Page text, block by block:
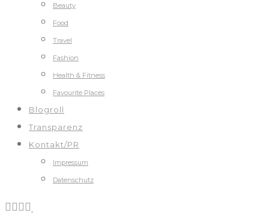
Beauty
Food
Travel
Fashion
Health & Fitness
Favourite Places
Blogroll
Transparenz
Kontakt/PR
Impressum
Datenschutz